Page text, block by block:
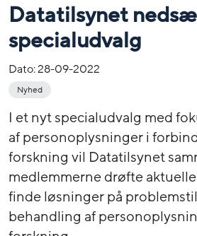
Datatilsynet
specialudvalg
Dato:28-09-2022
Nyhed
I et nyt specialudvalg med
af personoplysninger i
forskning vil Datatilsynet
medlemmerne drøfte
finde løsninger på
behandling af